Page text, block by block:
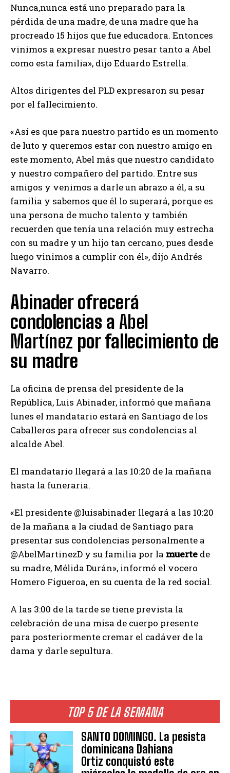
TOP 5 DE LA SEMANA
SANTO DOMINGO. La pesista
dominicana Dahiana
Ortiz conquistó este
Nunca,nunca está uno preparado para la
pérdida de una madre, de una madre que ha
procreado 15 hijos que fue educadora. Entonces
vinimos a expresar nuestro pesar tanto a Abel
como esta familia», dijo Eduardo Estrella.
Altos dirigentes del PLD expresaron su pesar
por el fallecimiento.
«Así es que para nuestro partido es un momento
de luto y queremos estar con nuestro amigo en
este momento, Abel más que nuestro candidato
y nuestro compañero del partido. Entre sus
amigos y venimos a darle un abrazo a él, a su
familia y sabemos que él lo superará, porque es
una persona de mucho talento y también
recuerden que tenía una relación muy estrecha
con su madre y un hijo tan cercano, pues desde
luego vinimos a cumplir con él», dijo Andrés
Navarro.
Abinader ofrecerá
condolencias a Abel
Martínez por fallecimiento de
su madre
La oficina de prensa del presidente de la
República, Luis Abinader, informó que mañana
lunes el mandatario estará en Santiago de los
Caballeros para ofrecer sus condolencias al
alcalde Abel.
El mandatario llegará a las 10:20 de la mañana
hasta la funeraria.
«El presidente @luisabinader llegará a las 10:20
de la mañana a la ciudad de Santiago para
presentar sus condolencias personalmente a
@AbelMartinezD y su familia por la muerte de
su madre, Mélida Durán», informó el vocero
Homero Figueroa, en su cuenta de la red social.
A las 3:00 de la tarde se tiene prevista la
celebración de una misa de cuerpo presente
para posteriormente cremar el cadáver de la
dama y darle sepultura.